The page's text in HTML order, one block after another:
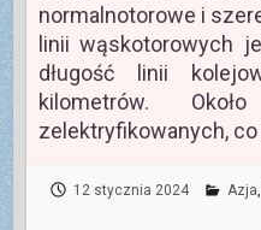
normalnotorowe i
linii wąskotorowych
długość linii
kilometrów.
zelektryfikowanych,
12 stycznia 2024 Azja